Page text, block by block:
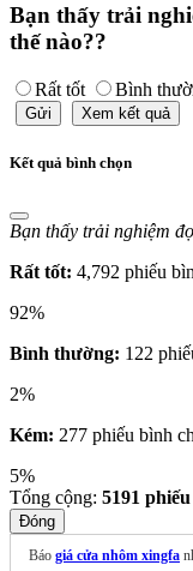
Bạn thấy trải
thế nào??
Rất tốt Bình
Gửi Xem kết quả
Kết quả bình chọn
Bạn thấy trải nghiệm
Rất tốt: 4,792 phiếu
92%
Bình thường: 122
2%
Kém: 277 phiếu bình
5%
Tổng cộng: 5191 phiếu
Đóng
Báo giá cửa nhôm xingfa